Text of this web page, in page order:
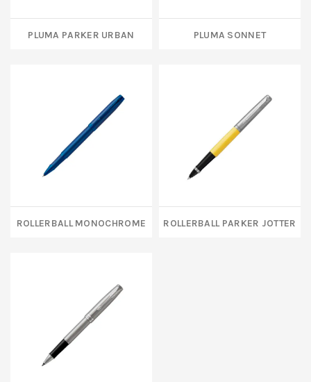
Pluma Parker Urban Pluma Sonnet
Rollerball Monochrome Rollerball Parker Jotter